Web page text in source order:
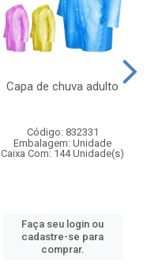
Capa de chuva adulto
Código: 832331
Embalagem: Unidade
Caixa Com: 144 Unidade(s)
Faça seu login ou
cadastre-se para
comprar.